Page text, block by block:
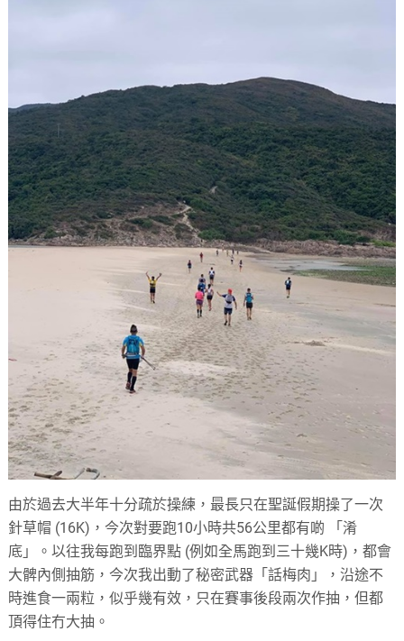
由於過去大半年十分疏於操練，最長只在聖誕假期操了一次
針草帽 (16K)，今次對要跑10小時共56公里都有啲 「淆
底」。以往我每跑到臨界點 (例如全馬跑到三十幾K時)，都會
大髀內側抽筋，今次我出動了秘密武器「話梅肉」，沿途不
時進食一兩粒，似乎幾有效，只在賽事後段兩次作抽，但都
頂得住冇大抽。